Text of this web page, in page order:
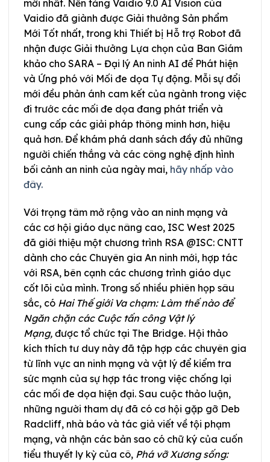
mới nhất. Nền tảng Vaidio 9.0 AI Vision của
Vaidio đã giành được Giải thưởng Sản phẩm
Mới Tốt nhất, trong khi Thiết bị Hỗ trợ Robot đã
nhận được Giải thưởng Lựa chọn của Ban Giám
khảo cho SARA – Đại lý An ninh AI để Phát hiện
và Ứng phó với Mối đe dọa Tự động. Mỗi sự đổi
mới đều phản ánh cam kết của ngành trong việc
đi trước các mối đe dọa đang phát triển và
cung cấp các giải pháp thông minh hơn, hiệu
quả hơn. Để khám phá danh sách đầy đủ những
người chiến thắng và các công nghệ định hình
bối cảnh an ninh của ngày mai, hãy nhấp vào
đây.
Với trọng tâm mở rộng vào an ninh mạng và
các cơ hội giáo dục nâng cao, ISC West 2025
đã giới thiệu một chương trình RSA @ISC: CNTT
dành cho các Chuyên gia An ninh mới, hợp tác
với RSA, bên cạnh các chương trình giáo dục
cốt lõi của mình. Trong số nhiều phiên họp sâu
sắc, có Hai Thế giới Va chạm: Làm thế nào để
Ngăn chặn các Cuộc tấn công Vật lý
Mạng, được tổ chức tại The Bridge. Hội thảo
kích thích tư duy này đã tập hợp các chuyên gia
từ lĩnh vực an ninh mạng và vật lý để kiểm tra
sức mạnh của sự hợp tác trong việc chống lại
các mối đe dọa hiện đại. Sau cuộc thảo luận,
những người tham dự đã có cơ hội gặp gỡ Deb
Radcliff, nhà báo và tác giả viết về tội phạm
mạng, và nhận các bản sao có chữ ký của cuốn
tiểu thuyết ly kỳ của cô, Phá vỡ Xương sống: